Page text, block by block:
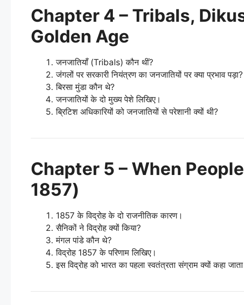
Chapter 4 – Tribals,
Golden Age
जनजातियाँ (Tribals) कौन थीं?
जंगलों पर सरकारी नियंत्रण का जनजातियों पर क्या प्रभाव पड़ा?
बिरसा मुंडा कौन थे?
जनजातियों के दो मुख्य पेशे लिखिए।
ब्रिटिश अधिकारियों को जनजातियों से परेशानी क्यों थी?
Chapter 5 – When People
1857)
1857 के विद्रोह के दो राजनीतिक कारण।
सैनिकों ने विद्रोह क्यों किया?
मंगल पांडे कौन थे?
विद्रोह 1857 के परिणाम लिखिए।
इस विद्रोह को भारत का पहला स्वतंत्रता संग्राम क्यों कहा